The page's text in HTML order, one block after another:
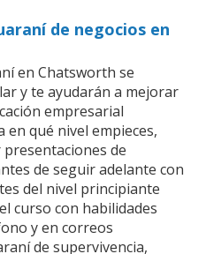
de negocios en
en Chatsworth se
y te ayudarán a mejorar
empresarial
qué nivel empieces,
de
de seguir adelante con
del nivel principiante
curso con habilidades
y en correos
de supervivencia,